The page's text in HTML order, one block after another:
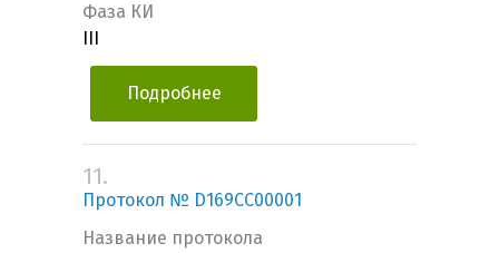
Фаза КИ
Подробнее
11.
Протокол № D169CC00001
Название протокола